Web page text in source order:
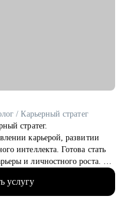
/ Карьерный стратег
стратег.
карьерой, развитии
интеллекта. Готова стать
и личностного роста.
крупных IT компаний,
по профессиональной
услугу